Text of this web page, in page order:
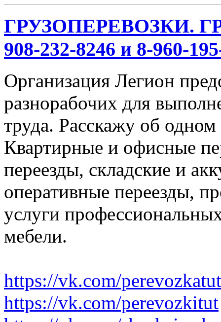
ГРУЗОПЕРЕВОЗКИ.
908-232-8246 и 8-960-
Организация Легион
разнорабочих для
труда. Расскажу об
Квартирные и офисные
переезды, складские и
оперативные переезды,
услуги
мебели.
https://vk.com/perevozkatut
https://vk.com/perevozkitut